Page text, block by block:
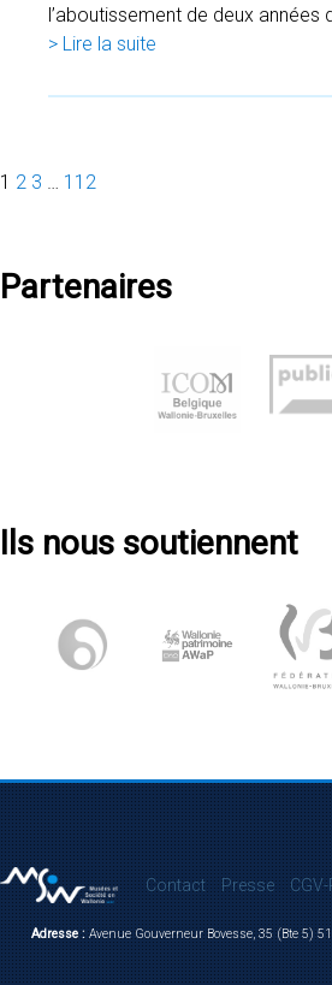
l’aboutissement de deux
> Lire la suite
1 2 3 … 112
Partenaires
Ils nous soutiennent
Contact Presse CGV-
Adresse :Avenue Gouverneur Bovesse, 35 (Bte 5)